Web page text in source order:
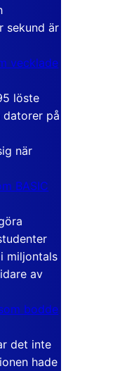
sekund är
vecklade
löste
på
när
BASIC
miljontals
av
bodde
det inte
hade